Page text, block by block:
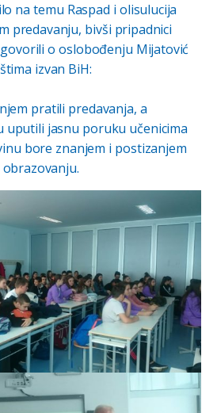
na temu Raspad i olisulucija
predavanju, bivši pripadnici
o oslobođenju Mijatović
izvan BiH:
pratili predavanja, a
uputili jasnu poruku učenicima
bore znanjem i postizanjem